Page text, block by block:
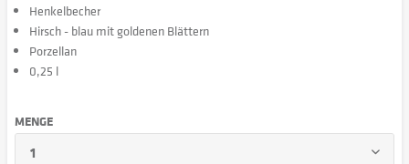
Henkelbecher
Hirsch - blau mit goldenen Blättern
Porzellan
0,25 l
MENGE